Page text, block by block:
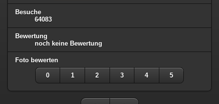
Besuche
64083
Bewertung
noch keine Bewertung
Foto bewerten
0 1 2 3 4 5